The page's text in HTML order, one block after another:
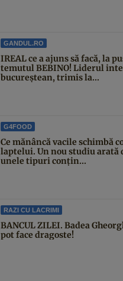
GANDUL.RO
IREAL ce a ajuns să facă, la
temutul BEBINO! Liderul
bucureștean, trimis la...
G4FOOD
Ce mănâncă vacile schimbă
laptelui. Un nou studiu arată
unele tipuri conțin...
RAZI CU LACRIMI
BANCUL ZILEI. Badea
pot face dragoste!